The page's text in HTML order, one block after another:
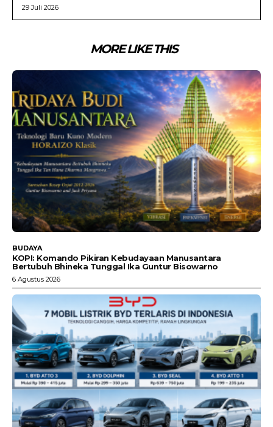
29 Juli 2026
MORE LIKE THIS
BUDAYA
KOPI: Komando Pikiran Kebudayaan Manusantara
Bertubuh Bhineka Tunggal Ika Guntur Bisowarno
6 Agustus 2026